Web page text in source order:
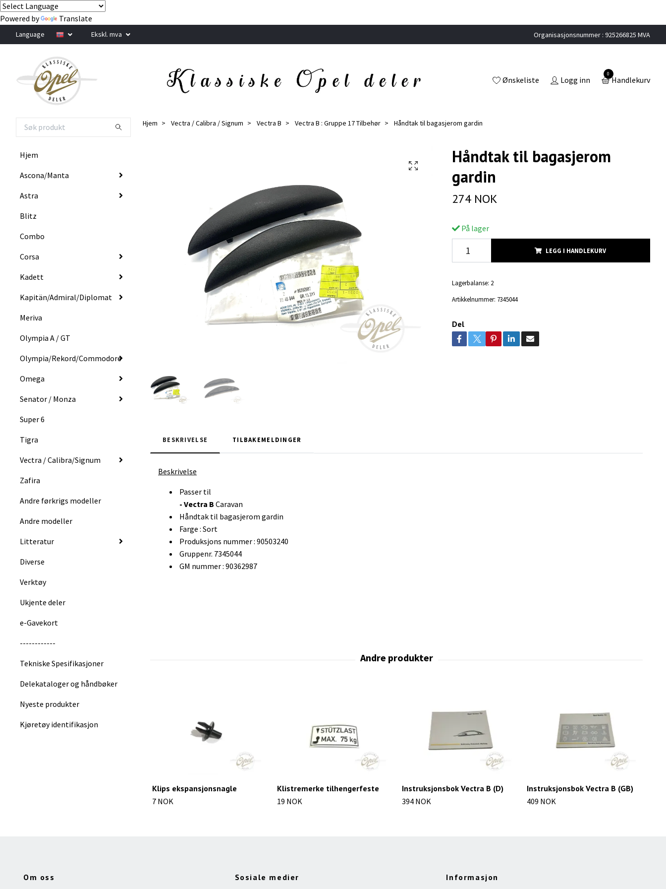
Powered by Translate
Language Ekskl. mva Organisasjonsnummer : 925266825 MVA
Ønskeliste Logg inn
0
Handlekurv
Hjem
Ascona/Manta
Astra
Blitz
Combo
Corsa
Kadett
Kapitän/Admiral/Diplomat
Meriva
Olympia A / GT
Olympia/Rekord/Commodore
Omega
Senator / Monza
Super 6
Tigra
Vectra / Calibra/Signum
Zafira
Andre førkrigs modeller
Andre modeller
Litteratur
Diverse
Verktøy
Ukjente deler
e-Gavekort
------------
Tekniske Spesifikasjoner
Delekataloger og håndbøker
Nyeste produkter
Kjøretøy identifikasjon
Hjem Vectra / Calibra / Signum Vectra B Vectra B : Gruppe 17 Tilbehør Håndtak til bagasjerom gardin
Håndtak til bagasjerom
gardin
274 NOK
På lager
LEGG I HANDLEKURV
Lagerbalanse: 2
Artikkelnummer: 7345044
Del
BESKRIVELSE TILBAKEMELDINGER
Beskrivelse
Passer til
- Vectra B Caravan
Håndtak til bagasjerom gardin
Farge : Sort
Produksjons nummer : 90503240
Gruppenr. 7345044
GM nummer : 90362987
Klips ekspansjonsnagle
7 NOK
Klistremerke tilhengerfeste
19 NOK
Instruksjonsbok Vectra B (D)
394 NOK
Instruksjonsbok Vectra B (GB)
409 NOK
Om oss Sosiale medier Informasjon